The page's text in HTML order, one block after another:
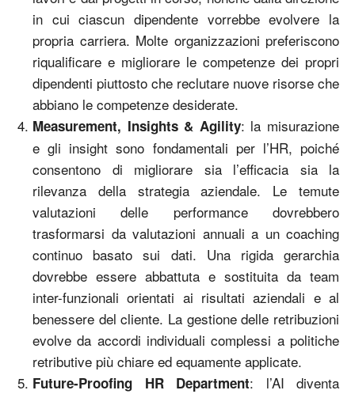
in cui ciascun dipendente vorrebbe evolvere la
propria carriera. Molte organizzazioni preferiscono
riqualificare e migliorare le competenze dei propri
dipendenti piuttosto che reclutare nuove risorse che
abbiano le competenze desiderate.
Measurement, Insights & Agility: la misurazione
e gli insight sono fondamentali per l’HR, poiché
consentono di migliorare sia l’efficacia sia la
rilevanza della strategia aziendale. Le temute
valutazioni delle performance dovrebbero
trasformarsi da valutazioni annuali a un coaching
continuo basato sui dati. Una rigida gerarchia
dovrebbe essere abbattuta e sostituita da team
inter-funzionali orientati ai risultati aziendali e al
benessere del cliente. La gestione delle retribuzioni
evolve da accordi individuali complessi a politiche
retributive più chiare ed equamente applicate.
Future-Proofing HR Department: l’AI diventa